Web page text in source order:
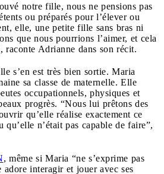
notre fille, nous ne pensions pas
ou préparés pour l’élever ou
elle, une petite fille sans bras ni
que nous pourrions l’aimer, et cela
raconte Adrianne dans son récit.
s’en est très bien sortie. Maria
sa classe de maternelle. Elle
occupationnels, physiques et
progrès. “Nous lui prêtons des
qu’elle réalise exactement ce
qu’elle n’était pas capable de faire”,
, même si Maria “ne s’exprime pas
adore interagir et jouer avec ses